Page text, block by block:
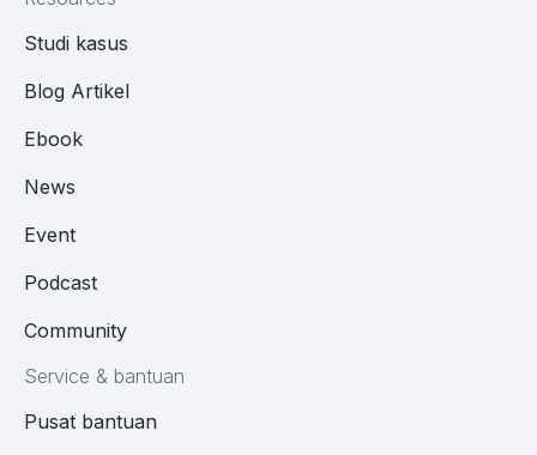
Studi kasus
Blog Artikel
Ebook
News
Event
Podcast
Community
Service & bantuan
Pusat bantuan